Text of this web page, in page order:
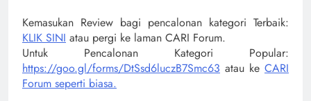
Kemasukan Review bagi pencalonan kategori Terbaik:
KLIK SINI atau pergi ke laman CARI Forum.
Untuk Pencalonan Kategori Popular:
https://goo.gl/forms/DtSsd6luczB7Smc63 atau ke CARI
Forum seperti biasa.